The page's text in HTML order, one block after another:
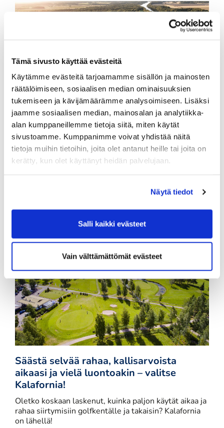
Tämä sivusto käyttää evästeitä
Käytämme evästeitä tarjoamamme sisällön ja mainosten
räätälöimiseen, sosiaalisen median ominaisuuksien
tukemiseen ja kävijämäärämme analysoimiseen. Lisäksi
jaamme sosiaalisen median, mainosalan ja analytiikka-
alan kumppaneillemme tietoja siitä, miten käytät
sivustoamme. Kumppanimme voivat yhdistää näitä
tietoja muihin tietoihin, joita olet antanut heille tai joita on
kerätty, kun olet käyttänyt heidän palvelujaan.
Näytä tiedot
Salli kaikki evästeet
Vain välttämättömät evästeet
Maksa vain pelaamisesta
Ei erillisiä ja turhia maksuja, ei osakkeita. Mieti, mistä
maksat.
Säästä selvää rahaa, kallisarvoista
aikaasi ja vielä luontoakin – valitse
Kalafornia!
Oletko koskaan laskenut, kuinka paljon käytät aikaa ja
rahaa siirtymisiin golfkentälle ja takaisin? Kalafornia
on lähellä!